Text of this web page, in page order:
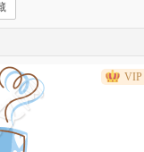
VIP